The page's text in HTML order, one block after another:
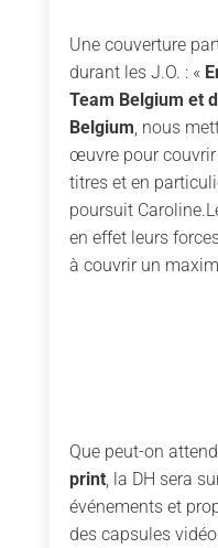
Une couverture
durant les J.O. : «
Team Belgium et
Belgium, nous
œuvre pour
titres et en
poursuit
en effet leurs
à couvrir un
Que peut-on
print, la DH sera
événements et
des capsules